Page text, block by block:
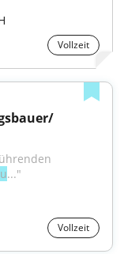
Vollzeit
..."
Vollzeit